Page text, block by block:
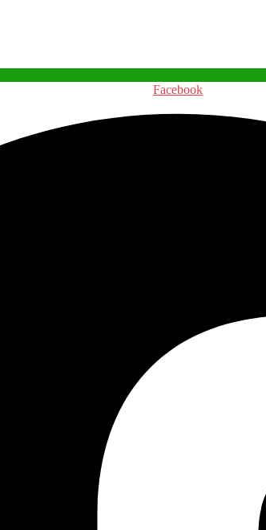
Facebook